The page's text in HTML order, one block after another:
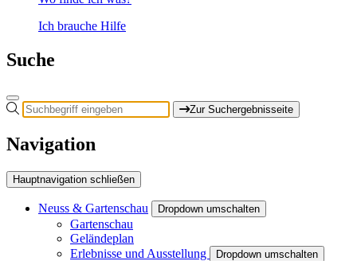
Ich brauche Hilfe
Suche
Zur Suchergebnisseite
Navigation
Hauptnavigation schließen
Neuss & Gartenschau Dropdown umschalten
Gartenschau
Geländeplan
Erlebnisse und Ausstellung
Dropdown umschalten